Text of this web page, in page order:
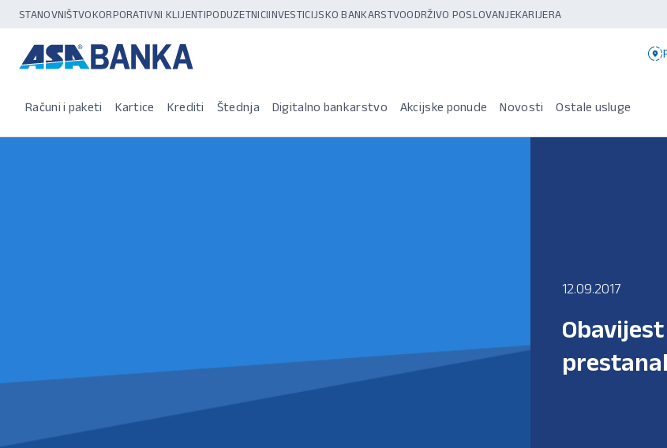
STANOVNIŠTVOKORPORATIVNI KLIJENTIPODUZETNICIINVESTICIJSKO BANKARSTVOODRŽIVO POSLOVANJEKARIJERA
Računi i paketi Kartice Krediti Štednja Digitalno bankarstvo Akcijske ponude Novosti Ostale usluge
12.09.2017